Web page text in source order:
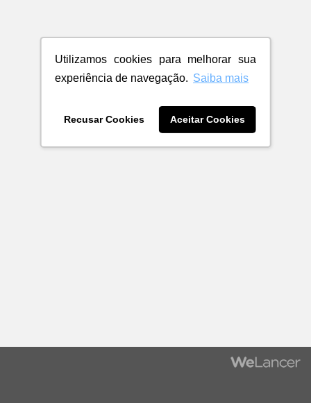
Utilizamos cookies para melhorar sua
experiência de navegação. Saiba mais
Recusar Cookies Aceitar Cookies